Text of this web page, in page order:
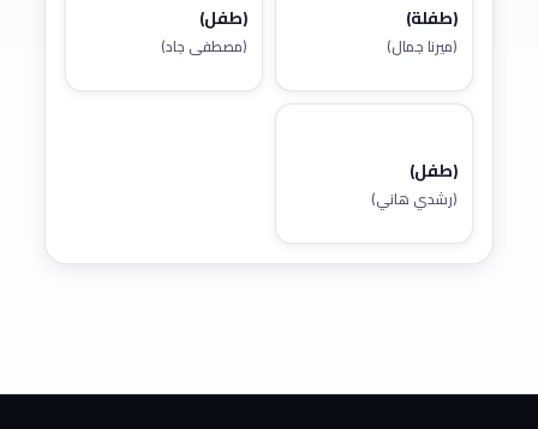
(طفلة)
(ميرنا جمال)
(طفل)
(مصطفى جاد)
(طفل)
(رشدي هاني)